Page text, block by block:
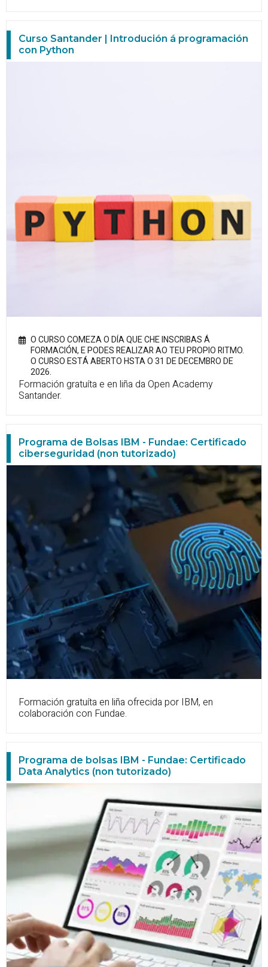
Curso Santander | Introdución á programación
con Python
O CURSO COMEZA O DÍA QUE CHE INSCRIBAS Á
FORMACIÓN, E PODES REALIZAR AO TEU PROPIO RITMO.
O CURSO ESTÁ ABERTO HSTA O 31 DE DECEMBRO DE
2026.
Formación gratuíta e en liña da Open Academy
Santander.
Programa de Bolsas IBM - Fundae: Certificado
ciberseguridad (non tutorizado)
Formación gratuíta en liña ofrecida por IBM, en
colaboración con Fundae.
Programa de bolsas IBM - Fundae: Certificado
Data Analytics (non tutorizado)